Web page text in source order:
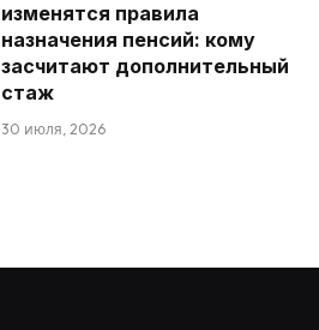
изменятся правила
назначения пенсий: кому
засчитают дополнительный
стаж
30 июля, 2026